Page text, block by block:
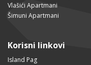
Vlašići Apartmani
Šimuni Apartmani
Korisni linkovi
Island Pag